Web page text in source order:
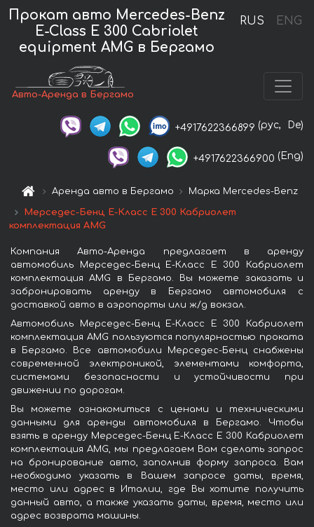
RUS ENG
Прокат авто Mercedes-Benz
E-Class E 300 Cabriolet
equipment AMG в Бергамо
Авто-Аренда в Бергамо
+4917622366899 (рус, De)
+4917622366900 (Eng)
Аренда авто в Бергамо Марка Mercedes-Benz
Мерседес-Бенц Е-Класс Е 300 Кабриолет
комплектация AMG
Компания Авто-Аренда предлагает в аренду
автомобиль Мерседес-Бенц Е-Класс Е 300 Кабриолет
комплектация AMG в Бергамо. Вы можете заказать и
забронировать аренду в Бергамо автомобиля с
доставкой авто в аэропорты или ж/д вокзал.
Автомобиль Мерседес-Бенц Е-Класс Е 300 Кабриолет
комплектация AMG пользуются популярностью проката
в Бергамо. Все автомобили Мерседес-Бенц снабжены
современной электроникой, элементами комфорта,
системами безопасности и устойчивости при
движении по дорогам.
Вы можете ознакомиться с ценами и техническими
данными для аренды автомобиля в Бергамо. Чтобы
взять в аренду Мерседес-Бенц Е-Класс Е 300 Кабриолет
комплектация AMG, мы предлагаем Вам сделать запрос
на бронирование авто, заполнив форму запроса. Вам
необходимо указать в Вашем запросе даты, время,
место или адрес в Италии, где Вы хотите получить
данный авто, а также указать даты, время, место или
адрес возврата машины.